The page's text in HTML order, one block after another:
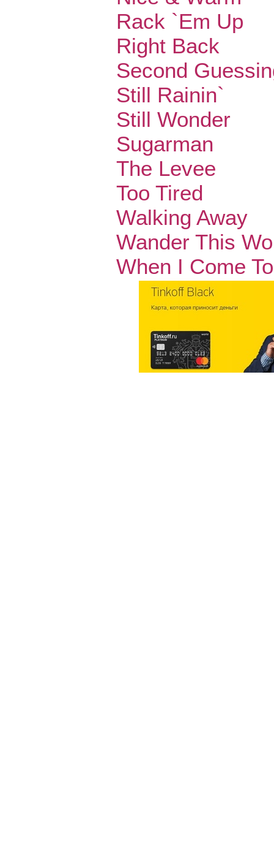
Rack `Em Up
Right Back
Second
Still Rainin`
Still Wonder
Sugarman
The Levee
Too Tired
Walking Away
Wander This
When I Come